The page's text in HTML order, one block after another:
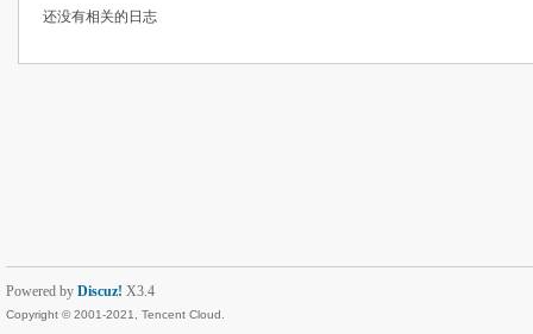
还没有相关的日志
Powered by Discuz! X3.4
Copyright © 2001-2021, Tencent Cloud.